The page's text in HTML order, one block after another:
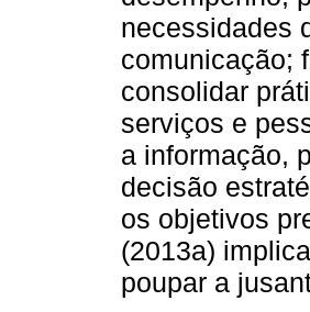
necessidades
comunicação;
consolidar
serviços e
a informação,
decisão
os objetivos
(2013a)
poupar a